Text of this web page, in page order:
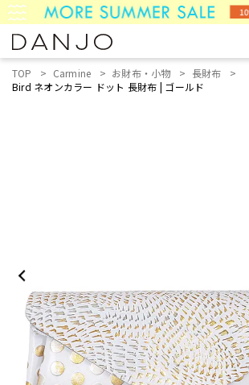
TOP Carmine お財布・小物
長財布
Bird ネオンカラー ドット 長財布 | ゴールド